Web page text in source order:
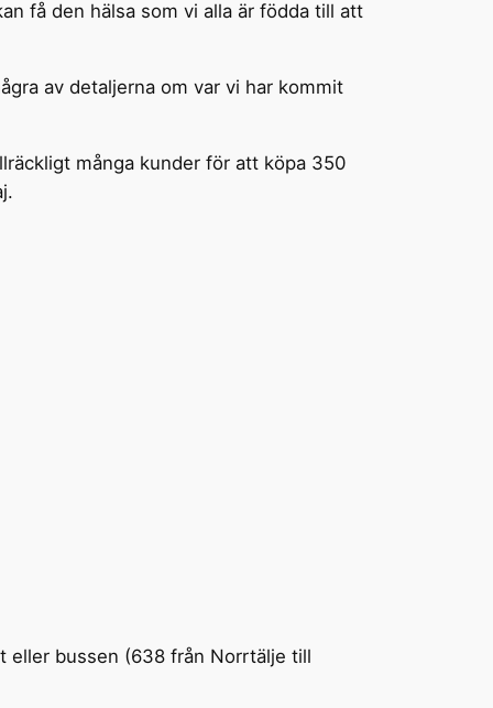
få den hälsa som vi alla är födda till att
av detaljerna om var vi har kommit
många kunder för att köpa 350
eller bussen (638 från Norrtälje till